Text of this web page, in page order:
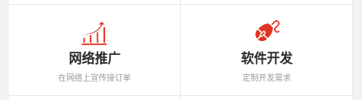
网络推广
在网络上宣传接订单
软件开发
定制开发需求